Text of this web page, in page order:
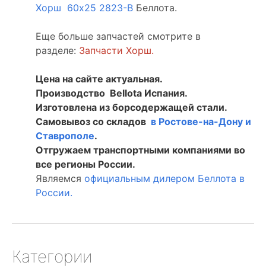
Хорш 60х25 2823-В Беллота.
Еще больше запчастей смотрите в
разделе: Запчасти Хорш.
Цена на сайте актуальная.
Производство Bellota Испания.
Изготовлена из борсодержащей стали.
Самовывоз со складов в Ростове-на-Дону и
Ставрополе.
Отгружаем транспортными компаниями во
все регионы России.
Являемся официальным дилером Беллота в
России.
Категории